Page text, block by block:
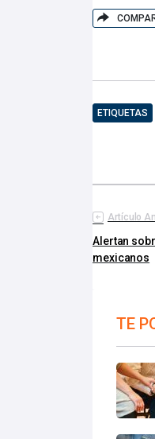
ETIQUETAS
Artículo
Alertan
mexicanos
TE